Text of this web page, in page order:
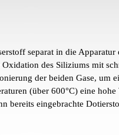
separat in die
des Siliziums mit
der beiden Gase, um
(über 600°C) eine
bereits eingebrachte